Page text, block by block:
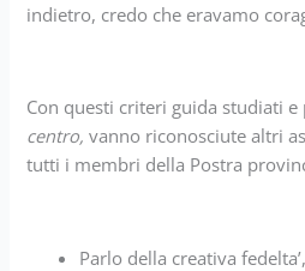
indietro, credo che eravamo
Con questi criteri guida studiati
centro, vanno riconosciute altri
tutti i membri della Postra
Parlo della creativa